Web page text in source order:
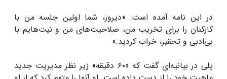
در این نامه آمده است: «دیروز، شما اولین جلسه من با
کارکنان را برای تخریب من، صلاحیت‌های من و نیت‌هایم با
بی‌ادبی و تحقیر، خراب کردید.»
پلی در بیانیه‌ای گفت که «۶۰ دقیقه» زیر نظر مدیریت جدید